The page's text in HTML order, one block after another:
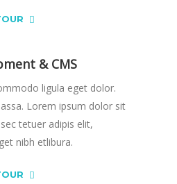
& CMS
ligula eget dolor.
Lorem ipsum dolor sit
tetuer adipis elit,
nibh etlibura.